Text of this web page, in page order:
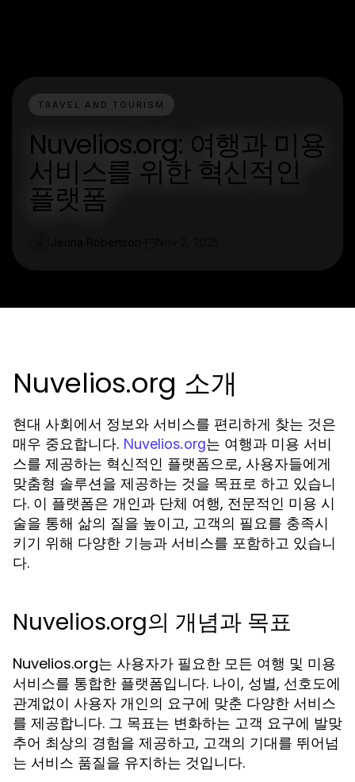
TRAVEL AND TOURISM
Nuvelios.org: 여행과 미용
서비스를 위한 혁신적인
플랫폼
Nuvelios.org 소개
현대 사회에서 정보와 서비스를 편리하게 찾는 것은
매우 중요합니다. Nuvelios.org는 여행과 미용 서비
스를 제공하는 혁신적인 플랫폼으로, 사용자들에게
맞춤형 솔루션을 제공하는 것을 목표로 하고 있습니
다. 이 플랫폼은 개인과 단체 여행, 전문적인 미용 시
술을 통해 삶의 질을 높이고, 고객의 필요를 충족시
키기 위해 다양한 기능과 서비스를 포함하고 있습니
다.
Nuvelios.org의 개념과 목표
Nuvelios.org는 사용자가 필요한 모든 여행 및 미용
서비스를 통합한 플랫폼입니다. 나이, 성별, 선호도에
관계없이 사용자 개인의 요구에 맞춘 다양한 서비스
를 제공합니다. 그 목표는 변화하는 고객 요구에 발맞
추어 최상의 경험을 제공하고, 고객의 기대를 뛰어넘
는 서비스 품질을 유지하는 것입니다.